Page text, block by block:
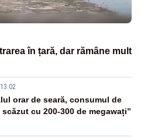
în țară, dar rămâne mult
orar de seară, consumul de
cu 200-300 de megawați”